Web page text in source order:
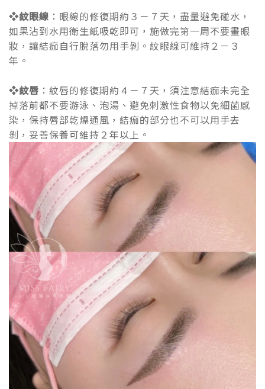
❖紋眼線 ：眼線的修復期約３－７天，盡量避免碰水，
如果沾到水用衛生紙吸乾即可，施做完第一周不要畫眼
妝，讓結痂自行脫落勿用手剝。紋眼線可維持２－３
年。
❖紋唇 ：紋唇的修復期約４－７天，須注意結痂未完全
掉落前都不要游泳、泡湯、避免刺激性食物以免細菌感
染，保持唇部乾燥通風，結痂的部分也不可以用手去
剝，妥善保養可維持２年以上。